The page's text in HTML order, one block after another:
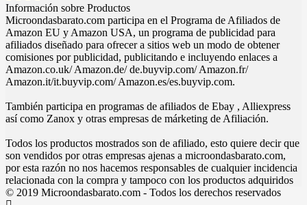
Información sobre Productos
Microondasbarato.com participa en el Programa de Afiliados de
Amazon EU y Amazon USA, un programa de publicidad para
afiliados diseñado para ofrecer a sitios web un modo de obtener
comisiones por publicidad, publicitando e incluyendo enlaces a
Amazon.co.uk/ Amazon.de/ de.buyvip.com/ Amazon.fr/
Amazon.it/it.buyvip.com/ Amazon.es/es.buyvip.com.
También participa en programas de afiliados de Ebay , Alliexpress
así como Zanox y otras empresas de márketing de Afiliación.
Todos los productos mostrados son de afiliado, esto quiere decir que
son vendidos por otras empresas ajenas a microondasbarato.com,
por esta razón no nos hacemos responsables de cualquier incidencia
relacionada con la compra y tampoco con los productos adquiridos
© 2019 Microondasbarato.com - Todos los derechos reservados